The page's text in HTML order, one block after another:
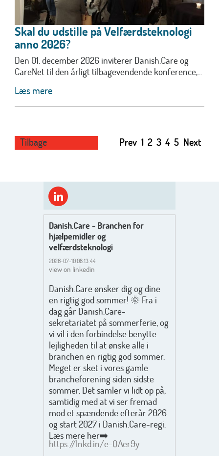
Skal du udstille på Velfærdsteknologi
anno 2026?
Den 01. december 2026 inviterer Danish.Care og
CareNet til den årligt tilbagevendende konference,...
Læs mere
Tilbage Prev 1 2 3 4 5 Next
Danish.Care - Branchen for
hjælpemidler og
velfærdsteknologi
2026-07-10 08:13:44
view on linkedin
Danish.Care ønsker dig og dine
en rigtig god sommer! 🌞 Fra i
dag går Danish.Care-
sekretariatet på sommerferie, og
vi vil i den forbindelse benytte
lejligheden til at ønske alle i
branchen en rigtig god sommer.
Meget er sket i vores gamle
brancheforening siden sidste
sommer. Det samler vi lidt op på,
samtidig med at vi ser fremad
mod et spændende efterår 2026
og start 2027 i Danish.Care-regi.
Læs mere her➡️
https://lnkd.in/e-QAer9y